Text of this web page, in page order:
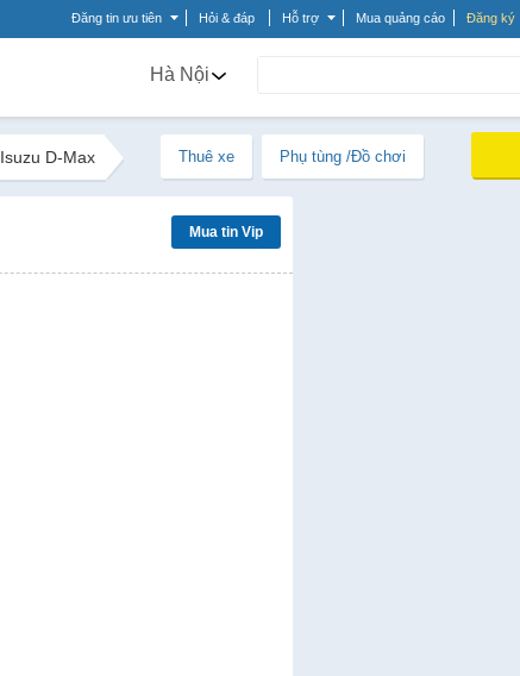
Đăng tin ưu tiên Hỏi & đáp Hỗ trợ Mua quảng cáo Đăng ký
Hà Nội
Isuzu D-Max Thuê xe Phụ tùng /Đồ chơi
Mua tin Vip